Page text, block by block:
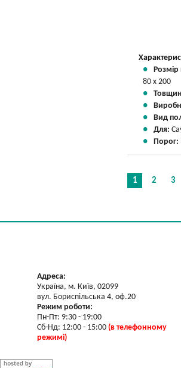
Розмір
80 х 200
Вид
Для:
Порог:
1 2 3
Адреса:
Україна, м. Київ, 02099
вул. Бориспільська 4, оф.20
Режим роботи:
Пн-Пт: 9:30 - 19:00
Сб-Нд: 12:00 - 15:00 (в телефонному
режимі)